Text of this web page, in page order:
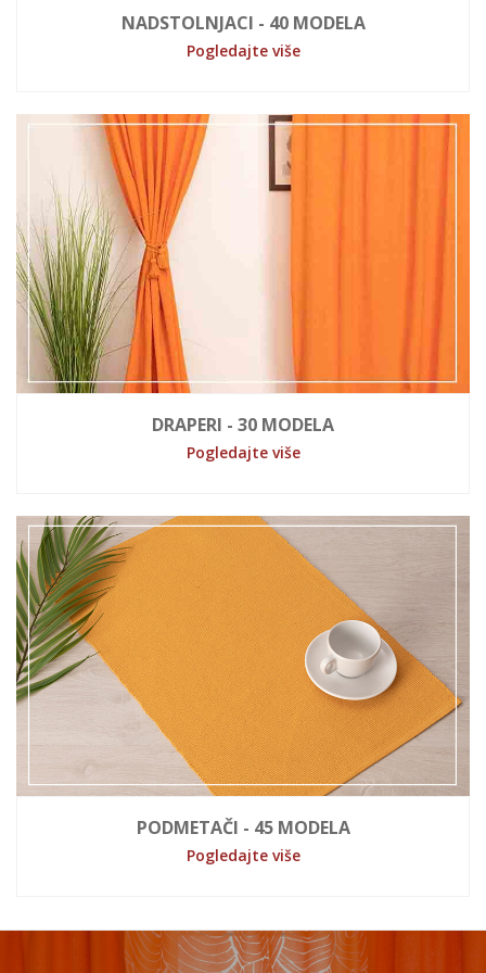
NADSTOLNJACI - 40 MODELA
Pogledajte više
DRAPERI - 30 MODELA
Pogledajte više
PODMETAČI - 45 MODELA
Pogledajte više